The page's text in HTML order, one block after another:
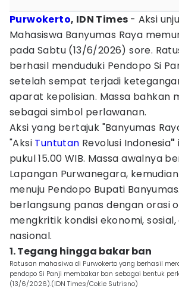
Purwokerto, IDN Times - Aksi
Mahasiswa Banyumas Raya
pada Sabtu (13/6/2026) sore.
berhasil menduduki Pendopo Si
setelah sempat terjadi
aparat kepolisian. Massa bahkan
sebagai simbol perlawanan.
Aksi yang bertajuk "Banyumas
"Aksi Tuntutan Revolusi Indonesia"
pukul 15.00 WIB. Massa awalnya
Lapangan Purwanegara,
menuju Pendopo Bupati
berlangsung panas dengan orasi
mengkritik kondisi ekonomi,
nasional.
1. Tegang hingga bakar ban
Ratusan mahasiwa di Purwokerto yang berhasil
pendopo Si Panji membakar ban sebagai bentuk
(13/6/2026).(IDN Times/Cokie Sutrisno)